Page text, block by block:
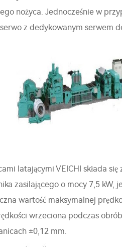
nożyca. Jednocześnie w
z dedykowanym serwem
latającymi VEICHI składa
zasilającego o mocy 7,5
wartość maksymalnej
wrzeciona podczas
±0,12 mm.